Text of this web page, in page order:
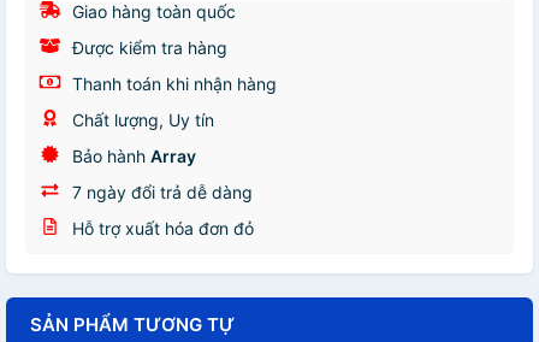
Giao hàng toàn quốc
Được kiểm tra hàng
Thanh toán khi nhận hàng
Chất lượng, Uy tín
Bảo hành Array
7 ngày đổi trả dễ dàng
Hỗ trợ xuất hóa đơn đỏ
SẢN PHẨM TƯƠNG TỰ